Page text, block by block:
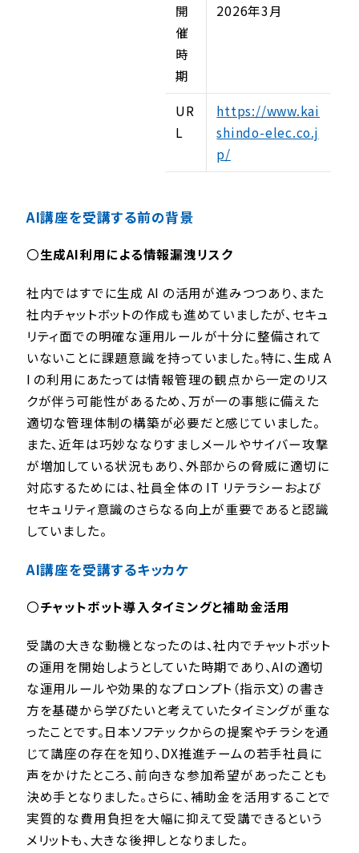
開
催
時
期
2026年3月
UR
L
https://www.kai
shindo-elec.co.j
p/
AI講座を受講する前の背景
〇生成AI利用による情報漏洩リスク
社内ではすでに生成 AI の活用が進みつつあり、また
社内チャットボットの作成も進めていましたが、セキュ
リティ面での明確な運用ルールが十分に整備されて
いないことに課題意識を持っていました。特に、生成 A
I の利用にあたっては情報管理の観点から一定のリス
クが伴う可能性があるため、万が一の事態に備えた
適切な管理体制の構築が必要だと感じていました。
また、近年は巧妙ななりすましメールやサイバー攻撃
が増加している状況もあり、外部からの脅威に適切に
対応するためには、社員全体の IT リテラシーおよび
セキュリティ意識のさらなる向上が重要であると認識
していました。
AI講座を受講するキッカケ
〇チャットボット導入タイミングと補助金活用
受講の大きな動機となったのは、社内でチャットボット
の運用を開始しようとしていた時期であり、AIの適切
な運用ルールや効果的なプロンプト（指示文）の書き
方を基礎から学びたいと考えていたタイミングが重な
ったことです。日本ソフテックからの提案やチラシを通
じて講座の存在を知り、DX推進チームの若手社員に
声をかけたところ、前向きな参加希望があったことも
決め手となりました。さらに、補助金を活用することで
実質的な費用負担を大幅に抑えて受講できるという
メリットも、大きな後押しとなりました。